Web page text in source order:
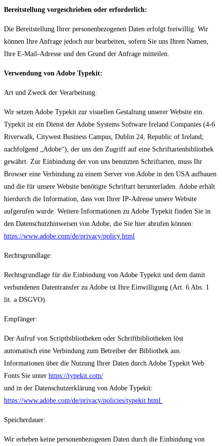
Bereitstellung vorgeschrieben oder erforderlich:
Die Bereitstellung Ihrer personenbezogenen Daten erfolgt freiwillig. Wir
können Ihre Anfrage jedoch nur bearbeiten, sofern Sie uns Ihren Namen,
Ihre E-Mail-Adresse und den Grund der Anfrage mitteilen.
Verwendung von Adobe Typekit:
Art und Zweck der Verarbeitung:
Wir setzen Adobe Typekit zur visuellen Gestaltung unserer Website ein.
Typekit ist ein Dienst der Adobe Systems Software Ireland Companies (4-6
Riverwalk, Citywest Business Campus, Dublin 24, Republic of Ireland;
nachfolgend „Adobe“), der uns den Zugriff auf eine Schriftartenbibliothek
gewährt. Zur Einbindung der von uns benutzten Schriftarten, muss Ihr
Browser eine Verbindung zu einem Server von Adobe in den USA aufbauen
und die für unsere Website benötigte Schriftart herunterladen. Adobe erhält
hierdurch die Information, dass von Ihrer IP-Adresse unsere Website
aufgerufen wurde. Weitere Informationen zu Adobe Typekit finden Sie in
den Datenschutzhinweisen von Adobe, die Sie hier abrufen können:
https://www.adobe.com/de/privacy/policy.html
Rechtsgrundlage:
Rechtsgrundlage für die Einbindung von Adobe Typekit und dem damit
verbundenen Datentransfer zu Adobe ist Ihre Einwilligung (Art. 6 Abs. 1
lit. a DSGVO).
Empfänger:
Der Aufruf von Scriptbibliotheken oder Schriftbibliotheken löst
automatisch eine Verbindung zum Betreiber der Bibliothek aus.
Informationen über die Nutzung Ihrer Daten durch Adobe Typekit Web
Fonts Sie unter https://typekit.com/
und in der Datenschutzerklärung von Adobe Typekit:
https://www.adobe.com/de/privacy/policies/typekit.html.
Speicherdauer:
Wir erheben keine personenbezogenen Daten durch die Einbindung von